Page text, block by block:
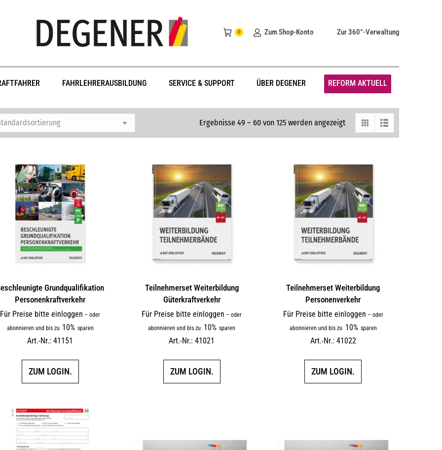
0 Zum Shop-Konto Zur 360°-Verwaltung
FAHRLEHRERAUSBILDUNG SERVICE & SUPPORT ÜBER DEGENER REFORM AKTUELL
Ergebnisse 49 – 60 von 125 werden angezeigt
Grundqualifikation
Personenkraftverkehr
Für Preise bitte einloggen – oder
abonnieren und bis zu 10% sparen
Art.-Nr.: 41151
ZUM LOGIN.
Teilnehmerset Weiterbildung
Güterkraftverkehr
Für Preise bitte einloggen – oder
abonnieren und bis zu 10% sparen
Art.-Nr.: 41021
ZUM LOGIN.
Teilnehmerset Weiterbildung
Personenverkehr
Für Preise bitte einloggen – oder
abonnieren und bis zu 10% sparen
Art.-Nr.: 41022
ZUM LOGIN.